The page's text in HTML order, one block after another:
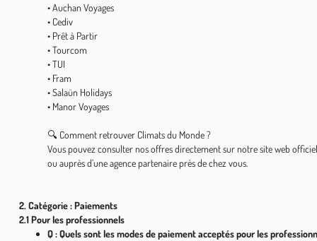
• Auchan Voyages
• Cediv
• Prêt à Partir
• Tourcom
• TUI
• Fram
• Salaün Holidays
• Manor Voyages
🔍 Comment retrouver Climats du Monde ?
Vous pouvez consulter nos offres directement sur notre site web officiel
ou auprès d’une agence partenaire près de chez vous.
2. Catégorie : Paiements
2.1 Pour les professionnels
Q : Quels sont les modes de paiement acceptés pour les